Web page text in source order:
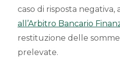
caso di risposta negativa,
all’Arbitro Bancario
restituzione delle
prelevate.